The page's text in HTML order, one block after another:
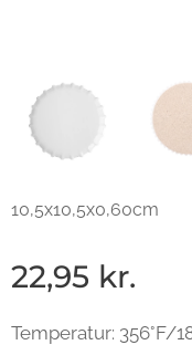
10,5x10,5x0,60cm
22,95 kr.
Temperatur: 356°F/